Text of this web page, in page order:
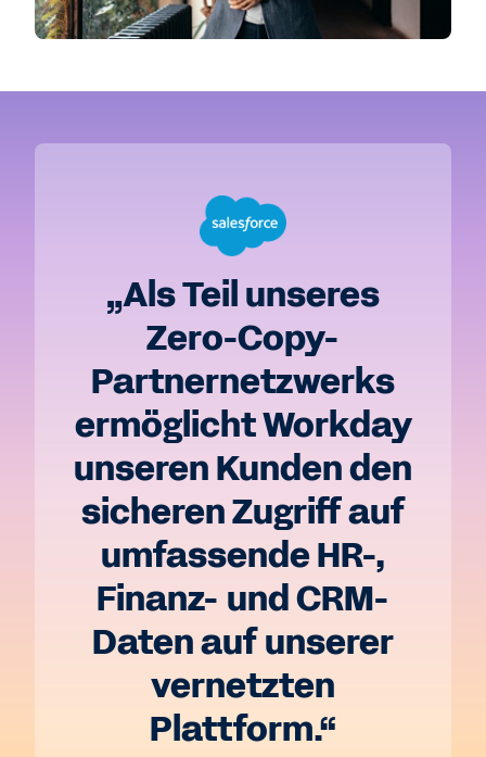
„Als Teil unseres
Zero-Copy-
Partnernetzwerks
ermöglicht Workday
unseren Kunden den
sicheren Zugriff auf
umfassende HR-,
Finanz- und CRM-
Daten auf unserer
vernetzten
Plattform.“